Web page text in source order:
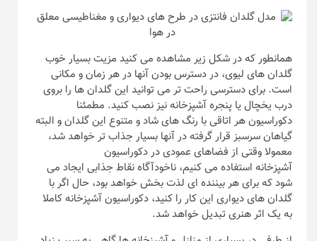
همانطور که در شکل زیر مشاهده می کنید مزیت بسیار خوب
گلدان های لیوی، در دسترس بودن آنها در هر زمان و مکانی
است. برای دسترسی راحت تر می توانید این گلدان ها را بروی
درب یخچال یا پنجره آشپزخانه نیز نصب کنید. مطمئنا
دکوراسیون هر اتاقی با رنگ های شاد و متنوع این گلدان و البته
گیاهان سرسبز قرار گرفته در آنها بسیار جذاب تر خواهد شد،
معمولا وقتی از فضاهای عمودی در دکوراسیون
آشپزخانه استفاده می کنیم، ناخودآگاه نقاط جذابی ایجاد می
شود که برای هر بیننده ای لذت بخش خواهد بود، حال اگر با
گلدان های دیواری این کار را کنید، دکوراسیون آشپزخانه کاملا
به یک اثر هنری تبدیل خواهد شد.